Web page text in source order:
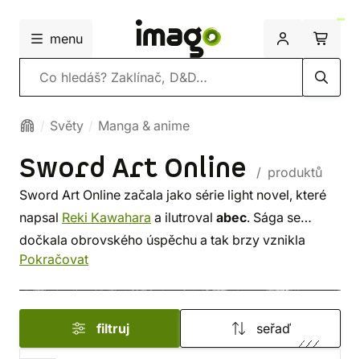
menu
Vyhledávání
Světy Manga & anime
Sword Art Online
/ produktů
Sword Art Online začala jako série light novel, které
napsal Reki Kawahara a ilutroval abec. Sága se
dočkala obrovského úspěchu a tak brzy vznikla
manga adaptace a televizní zpracování v podobě
získaly fanoušky po celém světě a fantastický herní
svět lákal k dalšímu zpracování.
Pokračovat
filtruj seřaď